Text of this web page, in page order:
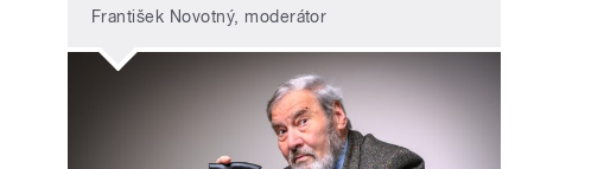
František Novotný, moderátor